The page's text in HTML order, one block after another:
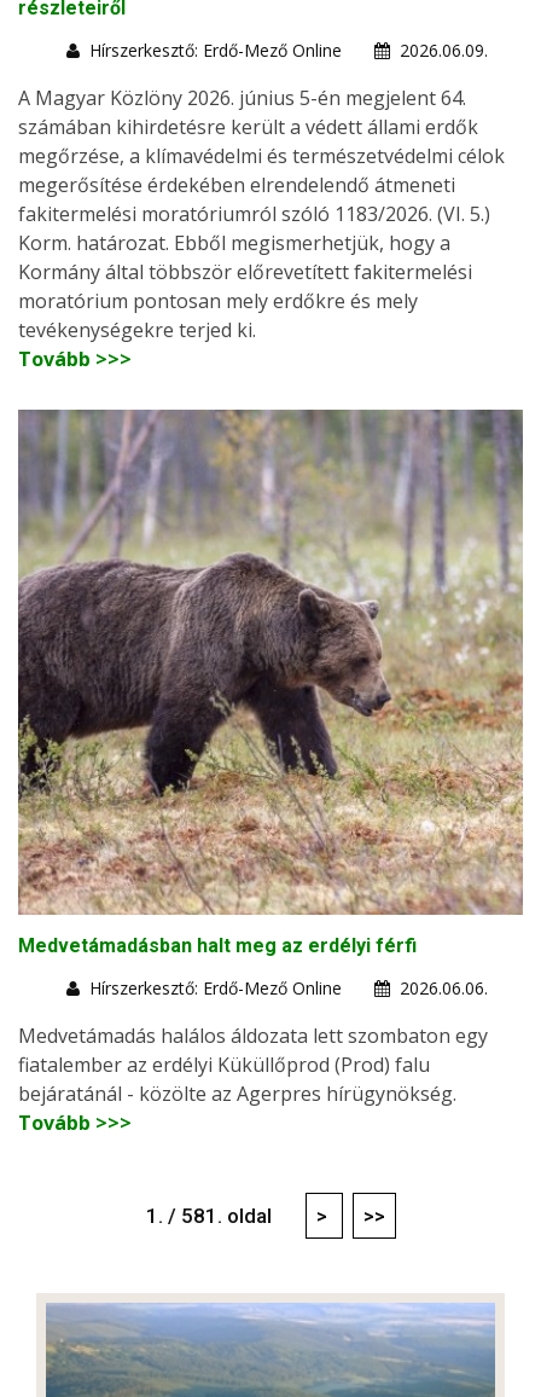
részleteiről
Hírszerkesztő: Erdő-Mező Online
2026.06.09.
A Magyar Közlöny 2026. június 5-én megjelent 64.
számában kihirdetésre került a védett állami erdők
megőrzése, a klímavédelmi és természetvédelmi célok
megerősítése érdekében elrendelendő átmeneti
fakitermelési moratóriumról szóló 1183/2026. (VI. 5.)
Korm. határozat. Ebből megismerhetjük, hogy a
Kormány által többször előrevetített fakitermelési
moratórium pontosan mely erdőkre és mely
tevékenységekre terjed ki.
Tovább >>>
Medvetámadásban halt meg az erdélyi férfi
Hírszerkesztő: Erdő-Mező Online
2026.06.06.
Medvetámadás halálos áldozata lett szombaton egy
fiatalember az erdélyi Küküllőprod (Prod) falu
bejáratánál - közölte az Agerpres hírügynökség.
Tovább >>>
1. / 581. oldal > >>